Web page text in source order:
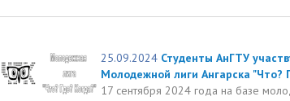
25.09.2024 Студенты АнГТУ
Молодежной лиги Ангарска "Что?
17 сентября 2024 года на базе